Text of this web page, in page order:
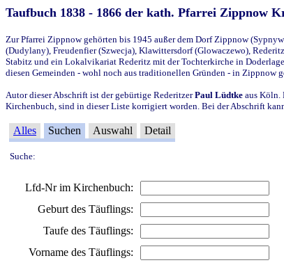
Taufbuch 1838 - 1866 der kath. Pfarrei Zippnow
Zur Pfarrei Zippnow gehörten bis 1945 außer dem Dorf Zippnow
(Dudylany), Freudenfier (Szwecja), Klawittersdorf (Glowaczewo),
Stabitz und ein Lokalvikariat Rederitz mit der Tochterkirche in
diesen Gemeinden - wohl noch aus traditionellen Gründen - in Zippnow
Autor dieser Abschrift ist der gebürtige RederitzerPaul Lüdtke aus Köln.
Kirchenbuch, sind in dieser Liste korrigiert worden. Bei der Abschrift
Alles Suchen Auswahl Detail
Suche:
Lfd-Nr im Kirchenbuch:
Geburt des Täuflings:
Taufe des Täuflings:
Vorname des Täuflings: